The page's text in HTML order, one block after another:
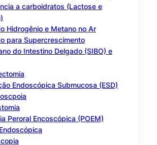
a carboidratos (Lactose e
Hidrogênio e Metano no Ar
para Supercrescimento
do Intestino Delgado (SIBO) e
Endoscópica Submucosa (ESD)
Peroral Encoscópica (POEM)